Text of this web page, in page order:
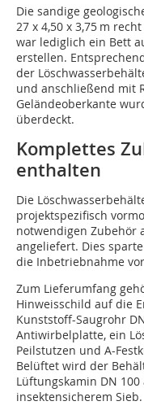
Die sandige
27 x 4,50 x 3,75 m
war lediglich ein Bett
erstellen.
der
und anschließend mit
Geländeoberkante
überdeckt.
Komplettes
enthalten
Die
projektspezifisch
notwendigen Zubehör
angeliefert. Dies
die Inbetriebnahme
Zum Lieferumfang
Hinweisschild auf die
Kunststoff-Saugrohr
Antiwirbelplatte, ein
Peilstutzen und A-
Belüftet wird der
Lüftungskamin DN
insektensicherem Sieb.